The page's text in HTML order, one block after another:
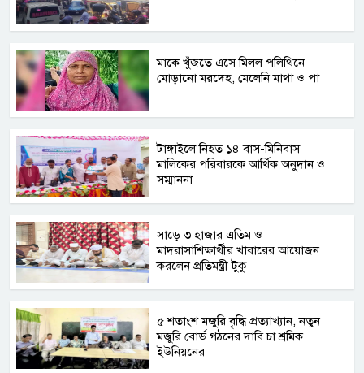
মাকে খুঁজতে এসে মিলল পলিথিনে
মোড়ানো মরদেহ, মেলেনি মাথা ও পা
টাঙ্গাইলে নিহত ১৪ বাস-মিনিবাস
মালিকের পরিবারকে আর্থিক অনুদান ও
সম্মাননা
সাড়ে ৩ হাজার এতিম ও
মাদরাসাশিক্ষার্থীর খাবারের আয়োজন
করলেন প্রতিমন্ত্রী টুকু
৫ শতাংশ মজুরি বৃদ্ধি প্রত্যাখ্যান, নতুন
মজুরি বোর্ড গঠনের দাবি চা শ্রমিক
ইউনিয়নের